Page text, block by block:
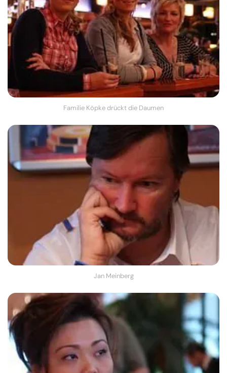
Familie Köpke drückt die Daumen
Jan Meinberg